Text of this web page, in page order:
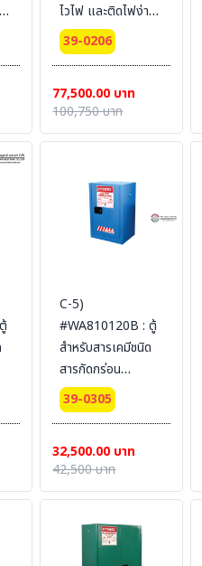
ไวไฟ และติดไฟง่าย
Combustible
Cabinets 340 L 2
Certification(FM/CE)
Ext dimension
165x109x86
สายดิน)
39-0206
77,500.00 บาท
100,750 บาท
C-5)
#WA810120B : ตู้
สำหรับสารเคมีชนิด
สารกัดกร่อน
Corrosive
Cabinets 45 L 1
Certification(FM/CE)
Ext dimension
89x59x46
SYSBEL (ไม่รวม
สายดิน)
39-0305
32,500.00 บาท
42,500 บาท